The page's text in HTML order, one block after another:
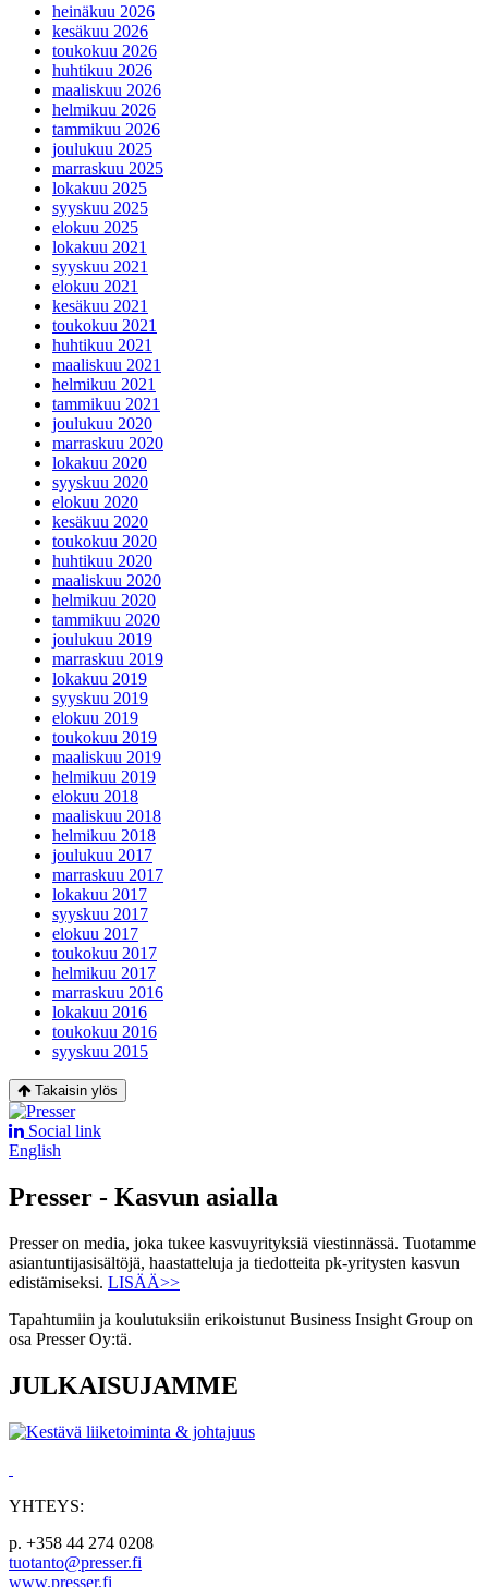
heinäkuu 2026
kesäkuu 2026
toukokuu 2026
huhtikuu 2026
maaliskuu 2026
helmikuu 2026
tammikuu 2026
joulukuu 2025
marraskuu 2025
lokakuu 2025
syyskuu 2025
elokuu 2025
lokakuu 2021
syyskuu 2021
elokuu 2021
kesäkuu 2021
toukokuu 2021
huhtikuu 2021
maaliskuu 2021
helmikuu 2021
tammikuu 2021
joulukuu 2020
marraskuu 2020
lokakuu 2020
syyskuu 2020
elokuu 2020
kesäkuu 2020
toukokuu 2020
huhtikuu 2020
maaliskuu 2020
helmikuu 2020
tammikuu 2020
joulukuu 2019
marraskuu 2019
lokakuu 2019
syyskuu 2019
elokuu 2019
toukokuu 2019
maaliskuu 2019
helmikuu 2019
elokuu 2018
maaliskuu 2018
helmikuu 2018
joulukuu 2017
marraskuu 2017
lokakuu 2017
syyskuu 2017
elokuu 2017
toukokuu 2017
helmikuu 2017
marraskuu 2016
lokakuu 2016
toukokuu 2016
syyskuu 2015
Takaisin ylös
Social link
English
Presser - Kasvun asialla
Presser on media, joka tukee kasvuyrityksiä viestinnässä. Tuotamme
asiantuntijasisältöjä, haastatteluja ja tiedotteita pk-yritysten kasvun
edistämiseksi. LISÄÄ>>
Tapahtumiin ja koulutuksiin erikoistunut Business Insight Group on
osa Presser Oy:tä.
JULKAISUJAMME
YHTEYS:
p. +358 44 274 0208
tuotanto@presser.fi
www.presser.fi